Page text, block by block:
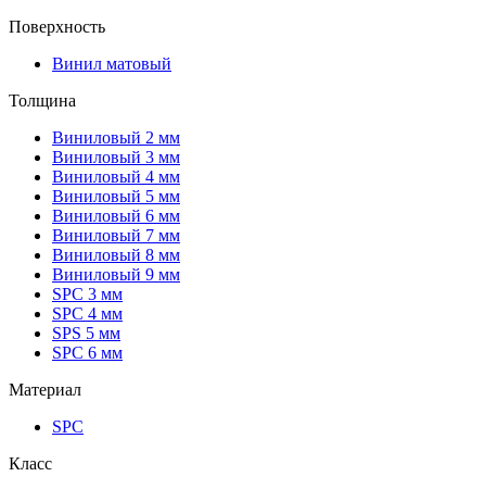
Поверхность
Винил матовый
Толщина
Виниловый 2 мм
Виниловый 3 мм
Виниловый 4 мм
Виниловый 5 мм
Виниловый 6 мм
Виниловый 7 мм
Виниловый 8 мм
Виниловый 9 мм
SPC 3 мм
SPC 4 мм
SPS 5 мм
SPC 6 мм
Материал
SPC
Класс